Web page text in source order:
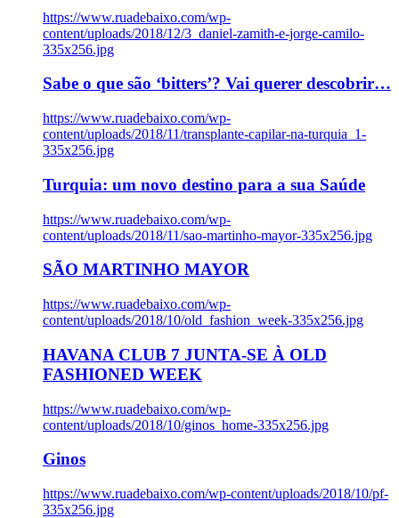
https://www.ruadebaixo.com/wp-
content/uploads/2018/12/3_daniel-zamith-e-jorge-camilo-
335x256.jpg
Sabe o que são ‘bitters’? Vai querer descobrir…
https://www.ruadebaixo.com/wp-
content/uploads/2018/11/transplante-capilar-na-turquia_1-
335x256.jpg
Turquia: um novo destino para a sua Saúde
https://www.ruadebaixo.com/wp-
content/uploads/2018/11/sao-martinho-mayor-335x256.jpg
SÃO MARTINHO MAYOR
https://www.ruadebaixo.com/wp-
content/uploads/2018/10/old_fashion_week-335x256.jpg
HAVANA CLUB 7 JUNTA-SE À OLD
FASHIONED WEEK
https://www.ruadebaixo.com/wp-
content/uploads/2018/10/ginos_home-335x256.jpg
Ginos
https://www.ruadebaixo.com/wp-content/uploads/2018/10/pf-
335x256.jpg